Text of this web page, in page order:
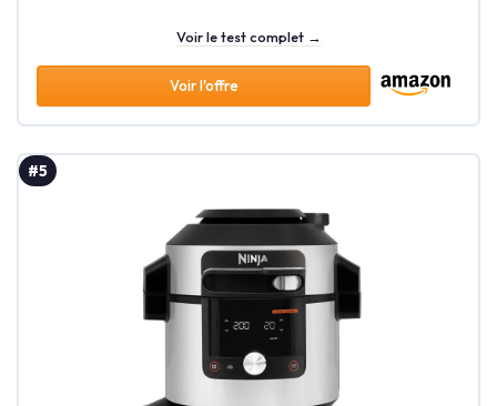
Voir le test complet →
Voir l'offre
#5